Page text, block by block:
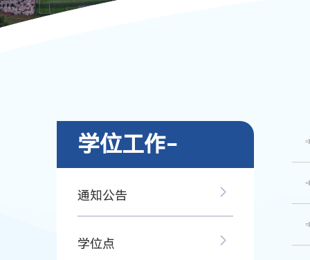
学位工作-
通知公告
学位点